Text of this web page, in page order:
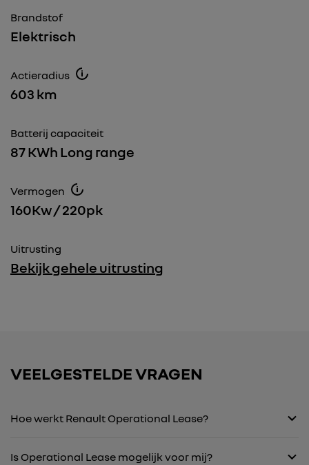
Brandstof
Elektrisch
Actieradius
603 km
Batterij capaciteit
87 KWh Long range
Vermogen
160Kw / 220pk
Uitrusting
Bekijk gehele uitrusting
VEELGESTELDE VRAGEN
Hoe werkt Renault Operational Lease?
Is Operational Lease mogelijk voor mij?